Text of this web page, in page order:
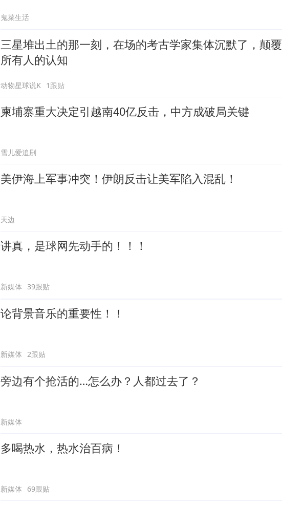
鬼菜生活
三星堆出土的那一刻，在场的考古学家集体沉默了，颠覆
所有人的认知
动物星球说K 1跟贴
柬埔寨重大决定引越南40亿反击，中方成破局关键
雪儿爱追剧
美伊海上军事冲突！伊朗反击让美军陷入混乱！
天边
讲真，是球网先动手的！！！
新媒体 39跟贴
论背景音乐的重要性！！
新媒体 2跟贴
旁边有个抢活的…怎么办？人都过去了？
新媒体
多喝热水，热水治百病！
新媒体 69跟贴